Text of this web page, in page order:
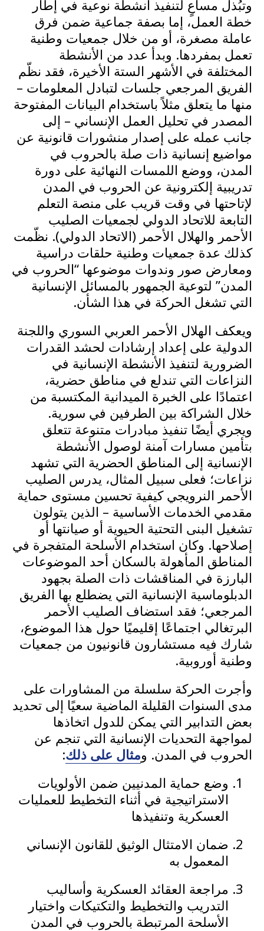
وتبُذل مساعٍ لتنفيذ أنشطة نوعية في إطار
خطة العمل، إما بصفة جماعية ضمن فرق
عاملة مصغرة، أو من خلال جمعيات وطنية
تعمل بمفردها. وبدأ عدد من الأنشطة
المختلفة في الأشهر الستة الأخيرة، فقد نظّم
الفريق المرجعي جلسات لتبادل المعلومات –
منها ما يتعلق مثلاً باستخدام البيانات المفتوحة
المصدر في تحليل العمل الإنساني – إلى
جانب عمله على إصدار منشورات قانونية عن
مواضيع إنسانية ذات صلة بالحروب في
المدن، ووضع اللمسات النهائية على دورة
تدريبية إلكترونية عن الحروب في المدن
لإتاحتها في وقت قريب على منصة التعلم
التابعة للاتحاد الدولي لجمعيات الصليب
الأحمر والهلال الأحمر (الاتحاد الدولي). نظّمت
كذلك عدة جمعيات وطنية حلقات دراسية
ومعارض صور وندوات موضوعها “الحروب في
المدن” لتوعية الجمهور بالمسائل الإنسانية
التي تشغل الحركة في هذا الشأن.
ويعكف الهلال الأحمر العربي السوري واللجنة
الدولية على إعداد إرشادات لحشد القدرات
الضرورية لتنفيذ الأنشطة الإنسانية في
النزاعات التي تندلع في مناطق حضرية،
اعتمادًا على الخبرة الميدانية المكتسبة من
خلال الشراكة بين الطرفين في سورية.
ويجري أيضًا تنفيذ مبادرات متنوعة تتعلق
بتأمين مسارات آمنة لوصول الأنشطة
الإنسانية إلى المناطق الحضرية التي تشهد
نزاعات؛ فعلى سبيل المثال، يدرس الصليب
الأحمر النرويجي كيفية تحسين مستوى حماية
مقدمي الخدمات الأساسية – الذين يتولون
تشغيل البنى التحتية الحيوية أو صيانتها أو
إصلاحها. وكان استخدام الأسلحة المتفجرة في
المناطق المأهولة بالسكان أحد الموضوعات
البارزة في المناقشات ذات الصلة بجهود
الدبلوماسية الإنسانية التي يضطلع بها الفريق
المرجعي؛ فقد استضاف الصليب الأحمر
البرتغالي اجتماعًا إقليميًا حول هذا الموضوع،
شارك فيه مستشارون قانونيون من جمعيات
وطنية أوروبية.
وأجرت الحركة سلسلة من المشاورات على
مدى السنوات القليلة الماضية سعيًا إلى تحديد
بعض التدابير التي يمكن للدول اتخاذها
لمواجهة التحديات الإنسانية التي تنجم عن
الحروب في المدن. ومثال على ذلك:
وضع حماية المدنيين ضمن الأولويات
الاستراتيجية في أثناء التخطيط للعمليات
العسكرية وتنفيذها
ضمان الامتثال الوثيق للقانون الإنساني
المعمول به
مراجعة العقائد العسكرية وأساليب
التدريب والتخطيط والتكتيكات واختيار
الأسلحة المرتبطة بالحروب في المدن